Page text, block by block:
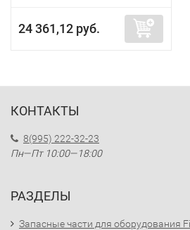
24 361,12 руб.
КОНТАКТЫ
8(995) 222-32-23
Пн—Пт 10:00—18:00
РАЗДЕЛЫ
Запасные части для оборудования